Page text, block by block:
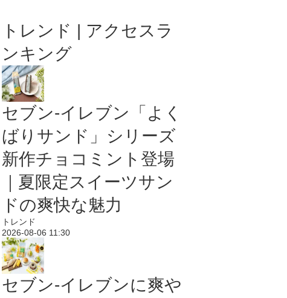
トレンド | アクセスラ
ンキング
セブン‐イレブン「よく
ばりサンド」シリーズ
新作チョコミント登場
｜夏限定スイーツサン
ドの爽快な魅力
トレンド
2026-08-06 11:30
セブン‐イレブンに爽や